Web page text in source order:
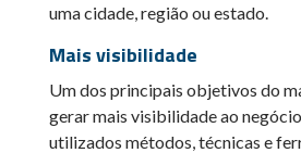
uma cidade, região ou estado.
Mais visibilidade
Um dos principais objetivos do
gerar mais visibilidade ao
utilizados métodos, técnicas e